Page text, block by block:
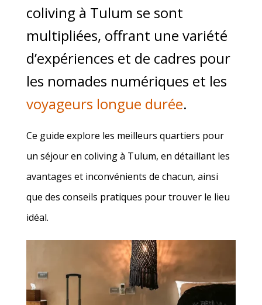
coliving à Tulum se sont
multipliées, offrant une variété
d’expériences et de cadres pour
les nomades numériques et les
voyageurs longue durée.
Ce guide explore les meilleurs quartiers pour
un séjour en coliving à Tulum, en détaillant les
avantages et inconvénients de chacun, ainsi
que des conseils pratiques pour trouver le lieu
idéal.